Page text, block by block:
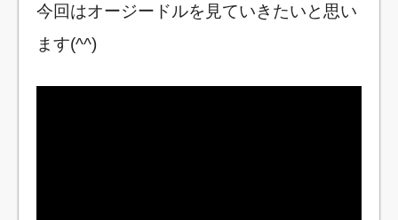
今回はオージードルを見ていきたいと思い
ます(^^)